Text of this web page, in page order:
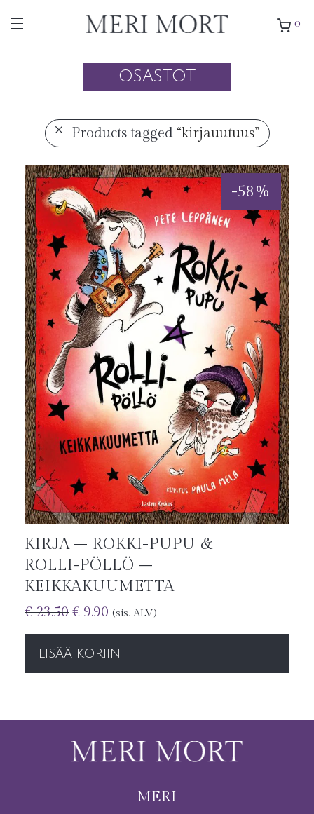
0
OSASTOT
Products tagged “kirjauutuus”
-58%
KIRJA – ROKKI-PUPU &
ROLLI-PÖLLÖ –
KEIKKAKUUMETTA
€23.50 € 9.90 (sis. ALV)
LISÄÄ KORIIN
MERI